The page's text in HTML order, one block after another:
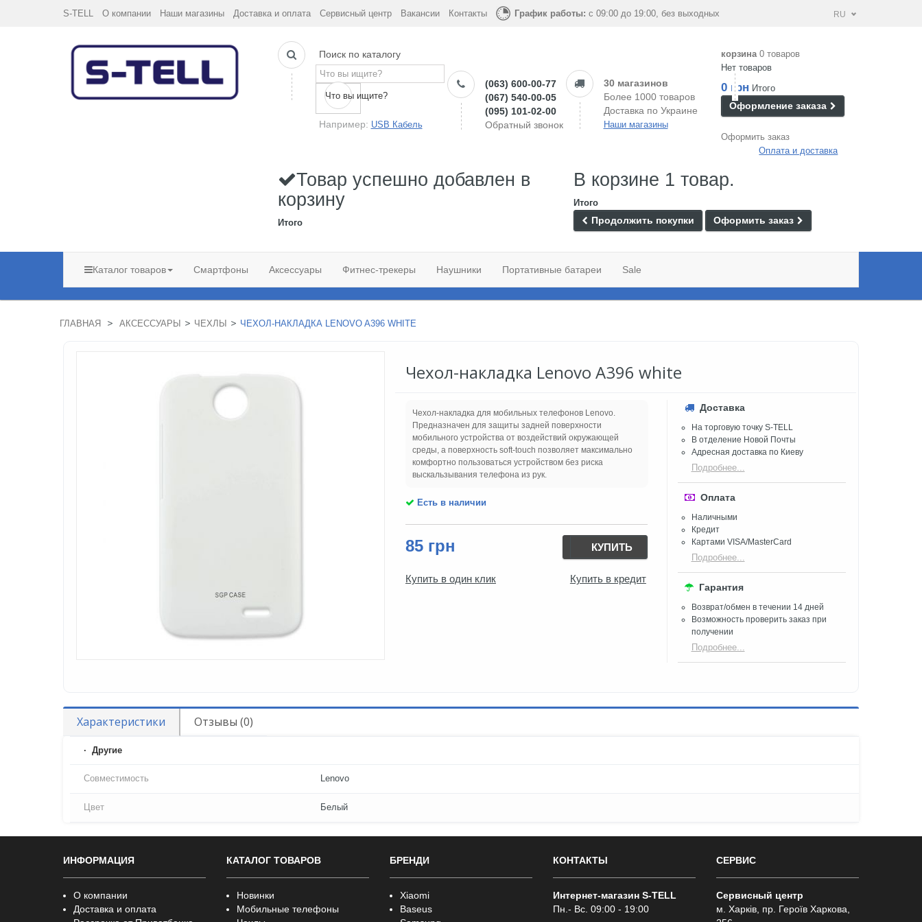
S-TELL О компании Наши магазины Доставка и оплата Сервисный центр Вакансии Контакты График работы: с 09:00 до 19:00, без выходных RU
Поиск по каталогу
Что вы ищите?
Например: USB Кабель
(063) 600-00-77
(067) 540-00-05
(095) 101-02-00
Обратный звонок
30 магазинов
Более 1000 товаров
Доставка по Украине
Наши магазины
корзина 0 товаров
Нет товаров
0 грн Итого
Оформление заказа
Оформить заказ
Оплата и доставка
Товар успешно добавлен в
корзину
Итого
В корзине 1 товар.
Итого
Продолжить покупки Оформить заказ
Каталог товаров Смартфоны Аксессуары Фитнес-трекеры Наушники Портативные батареи Sale
ГЛАВНАЯ > АКСЕССУАРЫ > ЧЕХЛЫ > ЧЕХОЛ-НАКЛАДКА LENOVO A396 WHITE
Чехол-накладка Lenovo A396 white
Чехол-накладка для мобильных телефонов Lenovo.
Предназначен для защиты задней поверхности
мобильного устройства от воздействий окружающей
среды, а поверхность soft-touch позволяет максимально
комфортно пользоваться устройством без риска
выскальзывания телефона из рук.
Есть в наличии
85 грн КУПИТЬ
Купить в один клик Купить в кредит
Доставка
На торговую точку S-TELL
В отделение Новой Почты
Адресная доставка по Киеву
Подробнее...
Оплата
Наличными
Кредит
Картами VISA/MasterCard
Подробнее...
Гарантия
Возврат/обмен в течении 14 дней
Возможность проверить заказ при
получении​
Подробнее...
Характеристики Отзывы (0)
Другие
Совместимость Lenovo
Цвет Белый
ИНФОРМАЦИЯ
О компании
Доставка и оплата
КАТАЛОГ ТОВАРОВ
Новинки
Мобильные телефоны
БРЕНДИ
Xiaomi
Baseus
КОНТАКТЫ
Интернет-магазин S-TELL
Пн.- Вс. 09:00 - 19:00
СЕРВИС
Сервисный центр
м. Харків, пр. Героїв Харкова,